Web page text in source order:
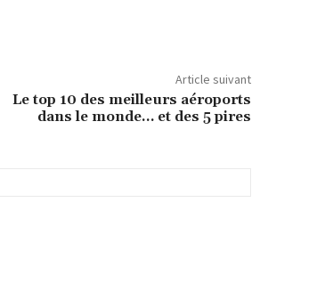
Article suivant
Le top 10 des meilleurs aéroports
dans le monde… et des 5 pires